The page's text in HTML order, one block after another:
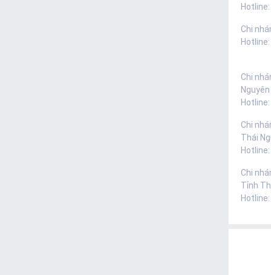
Hotline:
Chi
Hotline:
Chi
Nguyên
Hotline:
Chi
Thái
Hotline:
Chi
Tỉnh
Hotline: